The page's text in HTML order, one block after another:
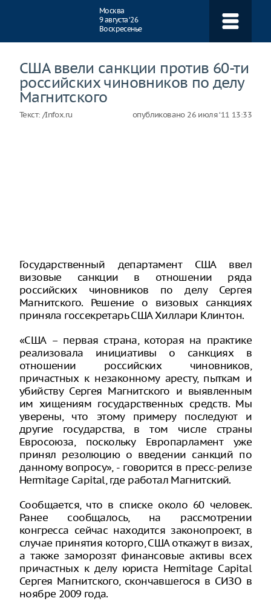
Москва
9 августа ‘26
Воскресенье
США ввели санкции против 60-ти
российских чиновников по делу
Магнитского
Текст: /Infox.ru опубликовано 26 июля ‘11 13:33
Государственный департамент США ввел
визовые санкции в отношении ряда
российских чиновников по делу Сергея
Магнитского. Решение о визовых санкциях
приняла госсекретарь США Хиллари Клинтон.
«США – первая страна, которая на практике
реализовала инициативы о санкциях в
отношении российских чиновников,
причастных к незаконному аресту, пыткам и
убийству Сергея Магнитского и выявленным
им хищениям государственных средств. Мы
уверены, что этому примеру последуют и
другие государства, в том числе страны
Евросоюза, поскольку Европарламент уже
принял резолюцию о введении санкций по
данному вопросу», - говорится в пресс-релизе
Hermitage Capital, где работал Магнитский.
Сообщается, что в списке около 60 человек.
Ранее сообщалось, на рассмотрении
конгресса сейчас находится законопроект, в
случае принятия которго, США откажут в визах,
а также заморозят финансовые активы всех
причастных к делу юриста Hermitage Capital
Сергея Магнитского, скончавшегося в СИЗО в
ноябре 2009 года.